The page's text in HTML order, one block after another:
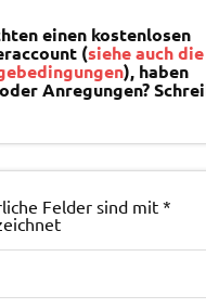
einen kostenlosen
(siehe auch die
), haben
Anregungen?
Felder sind mit*